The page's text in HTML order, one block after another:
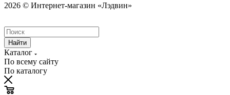
2026 © Интернет-магазин «Лэдвин»
Найти
Каталог
По всему сайту
По каталогу